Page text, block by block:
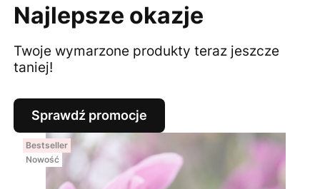
Najlepsze okazje
Twoje wymarzone produkty teraz jeszcze
taniej!
Sprawdź promocje
Bestseller
Nowość